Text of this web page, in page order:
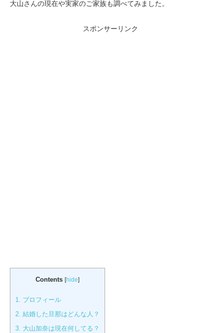
大山さんの現在や実家のご家族も調べてみました。
スポンサーリンク
Contents [hide]
1. プロフィール
2. 結婚した旦那はどんな人？
3. 大山加奈は現在何してる？